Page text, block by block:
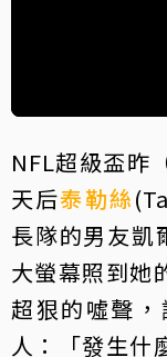
NFL超級盃昨
天后泰勒絲
長隊的男友凱
大螢幕照到她
超狠的噓聲
人：「發生什